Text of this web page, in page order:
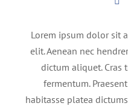
Lorem ipsum dolor sit
elit. Aenean nec
dictum aliquet. Cras
fermentum.
habitasse platea